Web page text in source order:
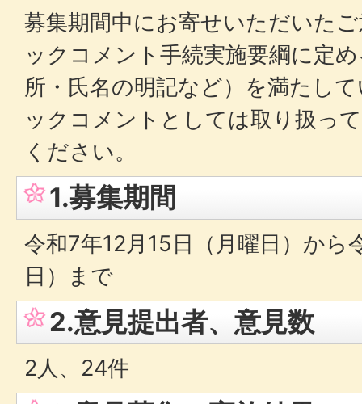
募集期間中にお寄せいただいた
ックコメント手続実施要綱に定
所・氏名の明記など）を満たし
ックコメントとしては取り扱っ
ください。
1.募集期間
令和7年12月15日（月曜日）から
日）まで
2.意見提出者、意見数
2人、24件